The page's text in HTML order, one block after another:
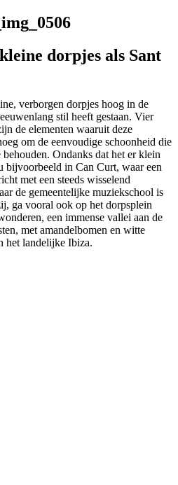
dorpjes als Sant
verborgen dorpjes hoog in de
stil heeft gestaan. Vier
de elementen waaruit deze
om de eenvoudige schoonheid die
Ondanks dat het er klein
bijvoorbeeld in Can Curt, waar een
met een steeds wisselend
de gemeentelijke muziekschool is
ga vooral ook op het dorpsplein
een immense vallei aan de
met amandelbomen en witte
het landelijke Ibiza.